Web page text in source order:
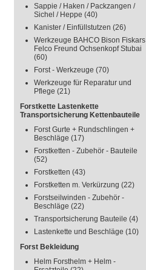
Sappie / Haken / Packzangen /
Sichel / Heppe (40)
Kanister / Einfüllstutzen (26)
Werkzeuge BAHCO Bison Fiskars
Felco Freund Ochsenkopf Stubai
(60)
Forst - Werkzeuge (70)
Werkzeuge für Reparatur und
Pflege (21)
Forstkette Lastenkette
Transportsicherung Kettenbauteile
Forst Gurte + Rundschlingen +
Beschläge (17)
Forstketten - Zubehör - Bauteile
(52)
Forstketten (43)
Forstketten m. Verkürzung (22)
Forstseilwinden - Zubehör -
Beschläge (22)
Transportsicherung Bauteile (4)
Lastenkette und Beschläge (10)
Forst Bekleidung
Helm Forsthelm + Helm -